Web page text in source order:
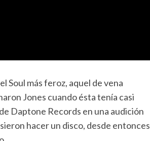
Soul más feroz, aquel de vena
Jones cuando ésta tenía casi
Daptone Records en una audición
hacer un disco, desde entonces